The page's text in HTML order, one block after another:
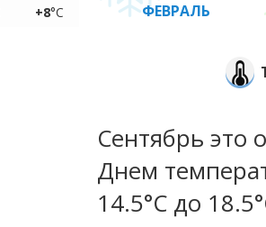
+8°C
ФЕВРАЛЬ
Сентябрь это
Днем
14.5°C до